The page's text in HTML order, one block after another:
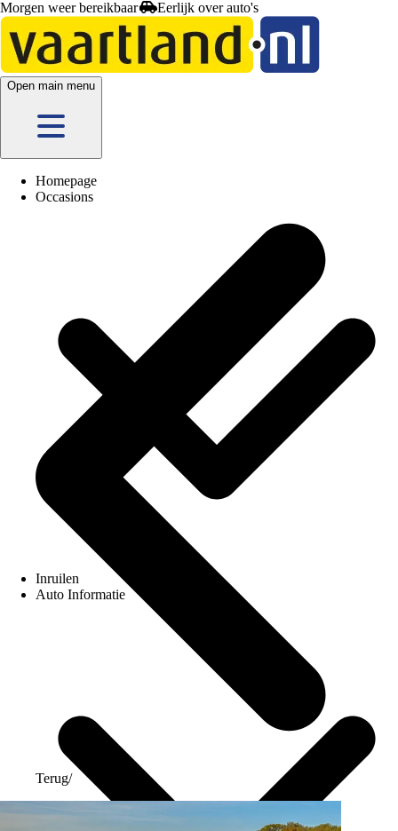
Morgen weer bereikbaar
Open main menu
Homepage
Occasions
Inruilen
Auto Informatie
Terug/